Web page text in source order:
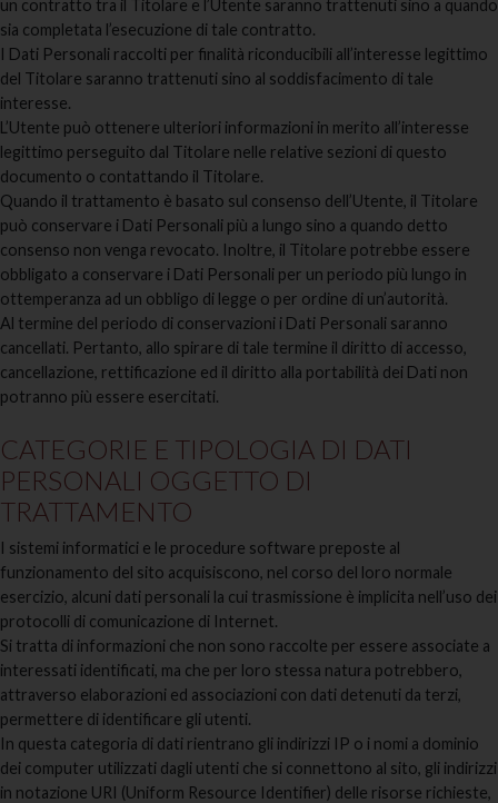
un contratto tra il Titolare e l’Utente saranno trattenuti sino a quando
sia completata l’esecuzione di tale contratto.
I Dati Personali raccolti per finalità riconducibili all’interesse legittimo
del Titolare saranno trattenuti sino al soddisfacimento di tale
interesse.
L’Utente può ottenere ulteriori informazioni in merito all’interesse
legittimo perseguito dal Titolare nelle relative sezioni di questo
documento o contattando il Titolare.
Quando il trattamento è basato sul consenso dell’Utente, il Titolare
può conservare i Dati Personali più a lungo sino a quando detto
consenso non venga revocato. Inoltre, il Titolare potrebbe essere
obbligato a conservare i Dati Personali per un periodo più lungo in
ottemperanza ad un obbligo di legge o per ordine di un’autorità.
Al termine del periodo di conservazioni i Dati Personali saranno
cancellati. Pertanto, allo spirare di tale termine il diritto di accesso,
cancellazione, rettificazione ed il diritto alla portabilità dei Dati non
potranno più essere esercitati.
CATEGORIE E TIPOLOGIA DI DATI
PERSONALI OGGETTO DI
TRATTAMENTO
I sistemi informatici e le procedure software preposte al
funzionamento del sito acquisiscono, nel corso del loro normale
esercizio, alcuni dati personali la cui trasmissione è implicita nell’uso dei
protocolli di comunicazione di Internet.
Si tratta di informazioni che non sono raccolte per essere associate a
interessati identificati, ma che per loro stessa natura potrebbero,
attraverso elaborazioni ed associazioni con dati detenuti da terzi,
permettere di identificare gli utenti.
In questa categoria di dati rientrano gli indirizzi IP o i nomi a dominio
dei computer utilizzati dagli utenti che si connettono al sito, gli indirizzi
in notazione URI (Uniform Resource Identifier) delle risorse richieste,